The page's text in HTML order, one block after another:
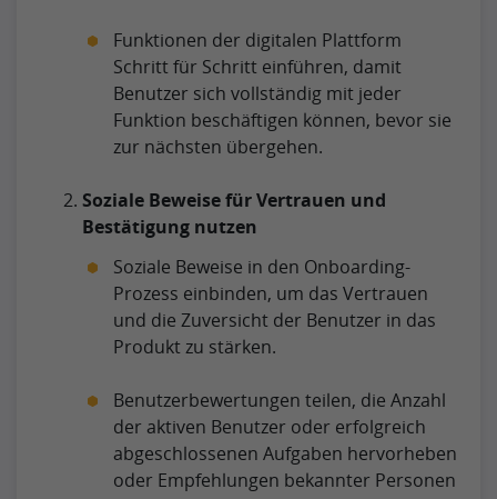
Funktionen der digitalen Plattform
Schritt für Schritt einführen, damit
Benutzer sich vollständig mit jeder
Funktion beschäftigen können, bevor sie
zur nächsten übergehen.
Soziale Beweise für Vertrauen und
Bestätigung nutzen
Soziale Beweise in den Onboarding-
Prozess einbinden, um das Vertrauen
und die Zuversicht der Benutzer in das
Produkt zu stärken.
Benutzerbewertungen teilen, die Anzahl
der aktiven Benutzer oder erfolgreich
abgeschlossenen Aufgaben hervorheben
oder Empfehlungen bekannter Personen